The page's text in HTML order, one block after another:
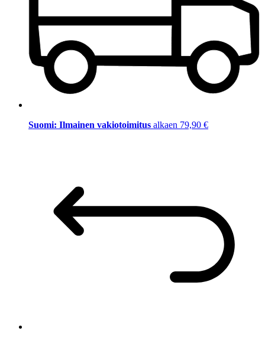
Suomi: Ilmainen vakiotoimitus alkaen 79,90 €